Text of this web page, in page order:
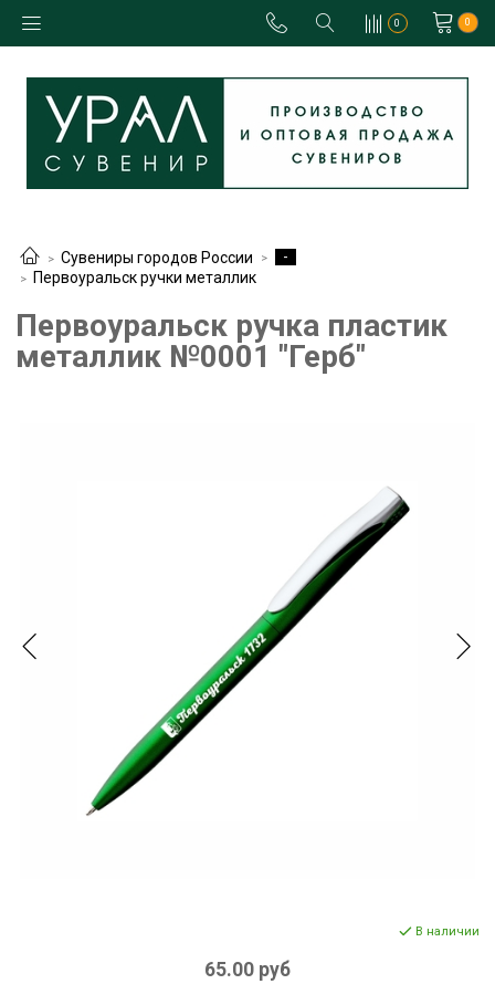
0 0
Сувениры городов России
-
Первоуральск ручки металлик
Первоуральск ручка пластик
металлик №0001 "Герб"
В наличии
65.00 руб